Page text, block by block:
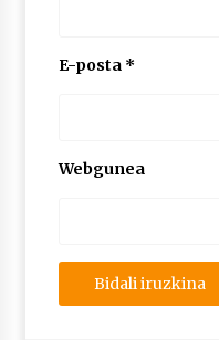
E-posta *
Webgunea